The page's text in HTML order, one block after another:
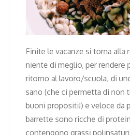
Finite le vacanze si torna alla
niente di meglio, per rendere
ritorno al lavoro/scuola, di
sano (che ci permetta di non
buoni propositi!) e veloce da
barrette sono ricche di
contengono grassi